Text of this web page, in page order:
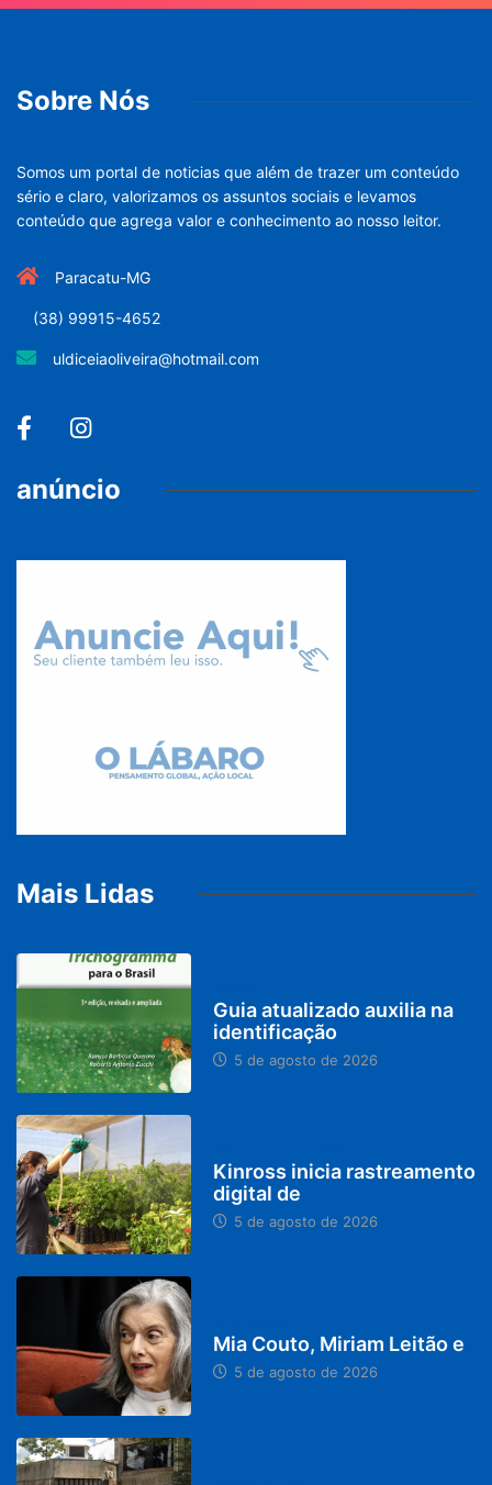
Sobre Nós
Somos um portal de noticias que além de trazer um conteúdo
sério e claro, valorizamos os assuntos sociais e levamos
conteúdo que agrega valor e conhecimento ao nosso leitor.
Paracatu-MG
(38) 99915-4652
uldiceiaoliveira@hotmail.com
anúncio
Mais Lidas
Guia atualizado auxilia na
identificação
5 de agosto de 2026
Kinross inicia rastreamento
digital de
5 de agosto de 2026
Mia Couto, Miriam Leitão e
5 de agosto de 2026